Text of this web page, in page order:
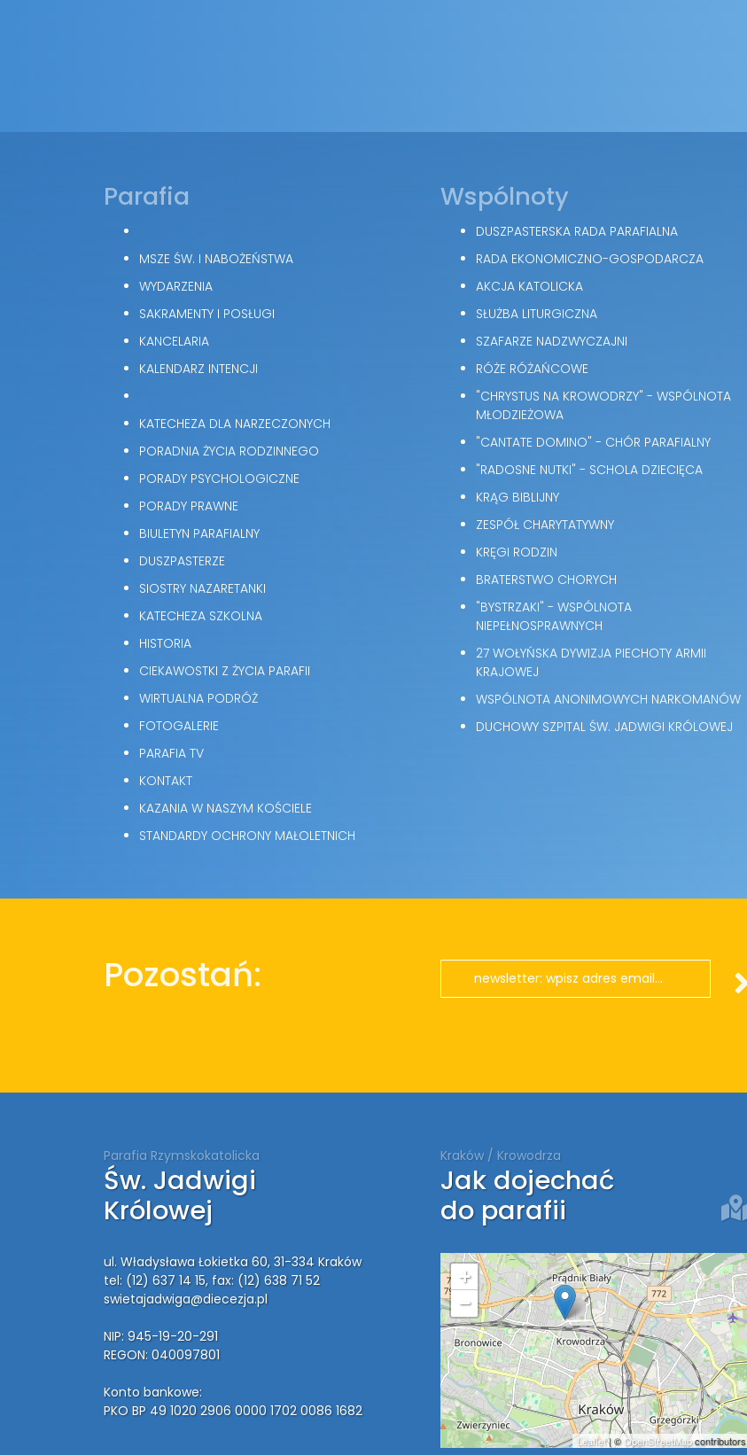
Parafia
MSZE ŚW. I NABOŻEŃSTWA
WYDARZENIA
SAKRAMENTY I POSŁUGI
KANCELARIA
KALENDARZ INTENCJI
KATECHEZA DLA NARZECZONYCH
PORADNIA ŻYCIA RODZINNEGO
PORADY PSYCHOLOGICZNE
PORADY PRAWNE
BIULETYN PARAFIALNY
DUSZPASTERZE
SIOSTRY NAZARETANKI
KATECHEZA SZKOLNA
HISTORIA
CIEKAWOSTKI Z ŻYCIA PARAFII
WIRTUALNA PODRÓŻ
FOTOGALERIE
PARAFIA TV
KONTAKT
KAZANIA W NASZYM KOŚCIELE
STANDARDY OCHRONY MAŁOLETNICH
Wspólnoty
DUSZPASTERSKA RADA PARAFIALNA
RADA EKONOMICZNO-GOSPODARCZA
AKCJA KATOLICKA
SŁUŻBA LITURGICZNA
SZAFARZE NADZWYCZAJNI
RÓŻE RÓŻAŃCOWE
"CHRYSTUS NA KROWODRZY" - WSPÓLNOTA
MŁODZIEŻOWA
"CANTATE DOMINO" - CHÓR PARAFIALNY
"RADOSNE NUTKI" - SCHOLA DZIECIĘCA
KRĄG BIBLIJNY
ZESPÓŁ CHARYTATYWNY
KRĘGI RODZIN
BRATERSTWO CHORYCH
"BYSTRZAKI" - WSPÓLNOTA
NIEPEŁNOSPRAWNYCH
27 WOŁYŃSKA DYWIZJA PIECHOTY ARMII
KRAJOWEJ
WSPÓLNOTA ANONIMOWYCH NARKOMANÓW
DUCHOWY SZPITAL ŚW. JADWIGI KRÓLOWEJ
Pozostań:
Parafia Rzymskokatolicka
Św. Jadwigi
Królowej
ul. Władysława Łokietka 60, 31-334 Kraków
tel: (12) 637 14 15, fax: (12) 638 71 52
swietajadwiga@diecezja.pl
NIP: 945-19-20-291
REGON: 040097801
Konto bankowe:
PKO BP 49 1020 2906 0000 1702 0086 1682
Kraków / Krowodrza
Jak dojechać
do parafii
+
−
Leaflet| © OpenStreetMapcontributors